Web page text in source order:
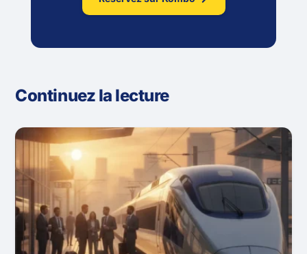
Continuez la lecture